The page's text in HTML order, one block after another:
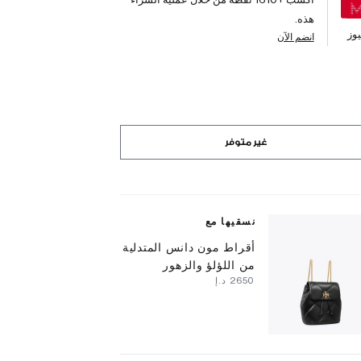
هذه.
انضم الآن
غير متوفر
نسقيها مع
أقراط مون دانس المتدلية
من اللؤلؤ والزهور